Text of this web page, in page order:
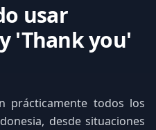
usar
'Thank you'
prácticamente todos los
desde situaciones